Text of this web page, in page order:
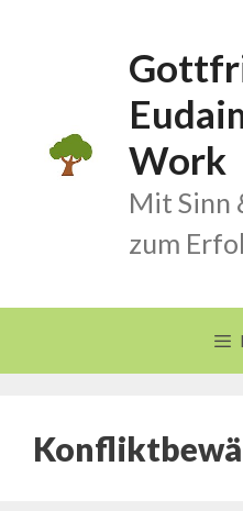
Work
Mit Sinn
zum